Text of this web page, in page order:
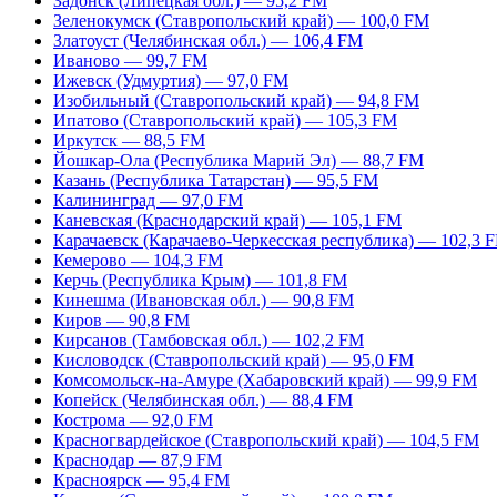
Зеленокумск (Ставропольский край) — 100,0 FM
Златоуст (Челябинская обл.) — 106,4 FM
Иваново — 99,7 FM
Ижевск (Удмуртия) — 97,0 FM
Изобильный (Ставропольский край) — 94,8 FM
Ипатово (Ставропольский край) — 105,3 FM
Иркутск — 88,5 FM
Йошкар-Ола (Республика Марий Эл) — 88,7 FM
Казань (Республика Татарстан) — 95,5 FM
Калининград — 97,0 FM
Каневская (Краснодарский край) — 105,1 FM
Карачаевск (Карачаево-Черкесская республика) — 102,3
Кемерово — 104,3 FM
Керчь (Республика Крым) — 101,8 FM
Кинешма (Ивановская обл.) — 90,8 FM
Киров — 90,8 FM
Кирсанов (Тамбовская обл.) — 102,2 FM
Кисловодск (Ставропольский край) — 95,0 FM
Комсомольск-на-Амуре (Хабаровский край) — 99,9 FM
Копейск (Челябинская обл.) — 88,4 FM
Кострома — 92,0 FM
Красногвардейское (Ставропольский край) — 104,5 FM
Краснодар — 87,9 FM
Красноярск — 95,4 FM